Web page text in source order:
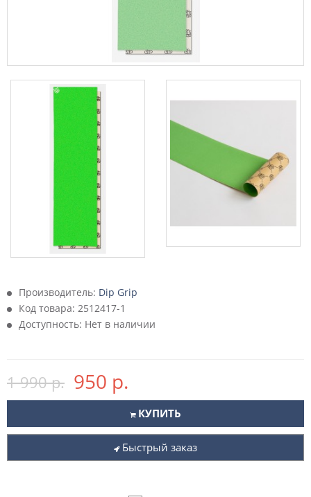
Производитель: Dip Grip
Код товара: 2512417-1
Доступность: Нет в наличии
1 990 р. 950 р.
КУПИТЬ
Быстрый заказ